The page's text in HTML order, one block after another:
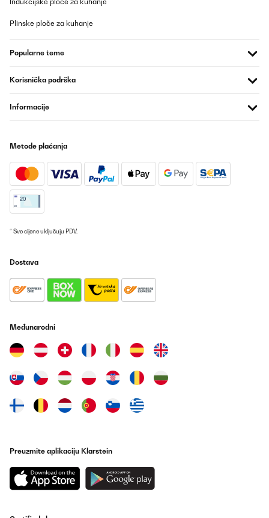
Plinske ploče za kuhanje
Popularne teme
Korisnička podrška
Informacije
Metode plaćanja
* Sve cijene uključuju PDV.
Dostava
Međunarodni
Preuzmite aplikaciju Klarstein